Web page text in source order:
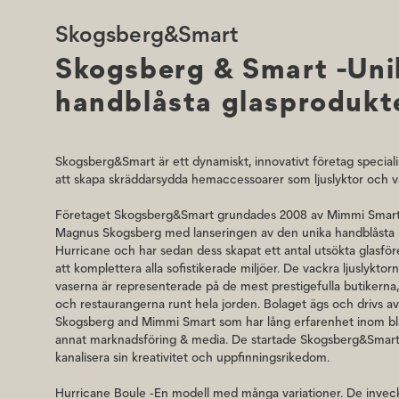
talets glasdesign.
Tillverkningen sker i Tjeckien. De invecklade, vågade
av mycket skickliga hantverkare i Böhmen, hem för
glasblåsare. Alla produkter är handblåsta och
säkerställer att var och en är unik och original.
hantverket och charmen i designen.
att säkerställa äktheten. Till ljuslyktorna rekommenderar
diameter litet värmeljus i paraffin eller stearin som
Alla produkter från Skogsberg&Smart bör handtvättas
tvålvatten, sköljas noggrant och torkas med en luddfri
maskindisk.
Skogsberg&Smart
Skogsberg & Smart -
handblåsta
Skogsberg&Smart är ett dynamiskt, innovativt företag
att skapa skräddarsydda hemaccessoarer som ljuslyktor och
Företaget Skogsberg&Smart grundades 2008 av Mimmi
Magnus Skogsberg med lanseringen av den unika handblåsta
Hurricane och har sedan dess skapat ett antal utsökta
att komplettera alla sofistikerade miljöer. De vackra
vaserna är representerade på de mest prestigefulla
och restaurangerna runt hela jorden. Bolaget ägs och drivs
Skogsberg and Mimmi Smart som har lång erfarenhet inom
annat marknadsföring & media. De startade
kanalisera sin kreativitet och uppfinningsrikedom.
Hurricane Boule -En modell med många variationer. De